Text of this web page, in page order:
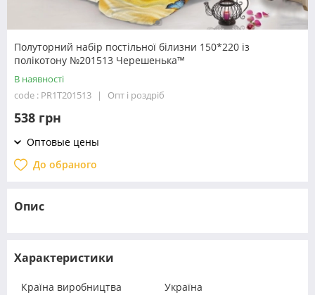
Полуторний набір постільної білизни 150*220 із
полікотону №201513 Черешенька™
В наявності
code : PR1T201513
Опт і роздріб
538 грн
Оптовые цены
До обраного
Опис
Характеристики
Країна виробництва Україна